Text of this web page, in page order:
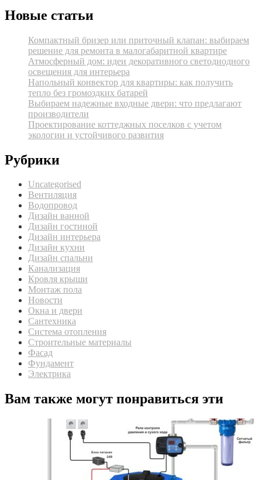
Новые статьи
Компактный бризер или приточный клапан: выбираем
решение для ремонта в малогабаритной квартире
Атмосферный дом: идеи декоративного светодиодного
освещения для интерьера
Напольный конвектор для квартиры: как получить
тепло без громоздких батарей
Выбираем надежные входные двери: что предлагают
производители
Проектирование коттеджных поселков с учетом
экологии и устойчивого развития
Рубрики
Uncategorised
Вентиляция
Водопровод
Дизайн ванной
Дизайн гостиной
Дизайн интерьера
Дизайн кухни
Дизайн спальни
Канализация
Кровля крыши
Монтаж пола
Новости
Окна и двери
Сантехника
Система отопления
Строительные материалы
Фасад
Фундамент
Электрика
Вам также могут понравиться эти